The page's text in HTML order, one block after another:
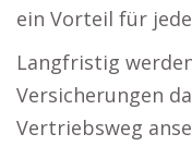
ein Vorteil für
Langfristig
Versicherungen
Vertriebsweg